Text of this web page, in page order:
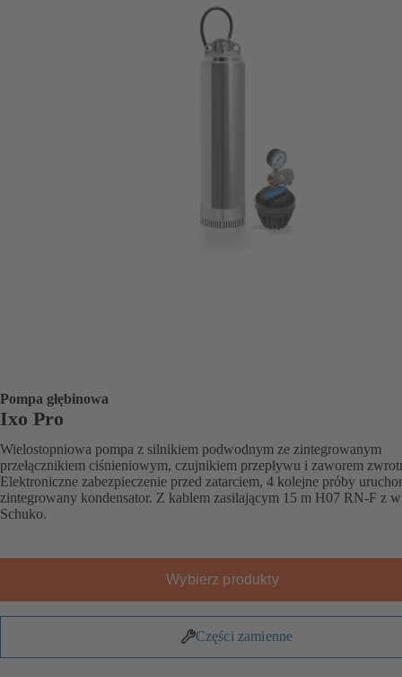
Pompa głębinowa
Ixo Pro
Wielostopniowa pompa z silnikiem podwodnym ze zintegrowanym
przełącznikiem ciśnieniowym, czujnikiem przepływu i zaworem
Elektroniczne zabezpieczenie przed zatarciem, 4 kolejne próby
zintegrowany kondensator. Z kablem zasilającym 15 m H07 RN-F z
Schuko.
Wybierz produkty
Części zamienne